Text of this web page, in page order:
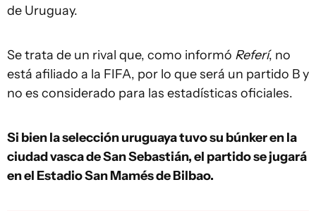
de Uruguay.
Se trata de un rival que, como informó Referí, no
está afiliado a la FIFA, por lo que será un partido B y
no es considerado para las estadísticas oficiales.
Si bien la selección uruguaya tuvo su búnker en la
ciudad vasca de San Sebastián, el partido se jugará
en el Estadio San Mamés de Bilbao.